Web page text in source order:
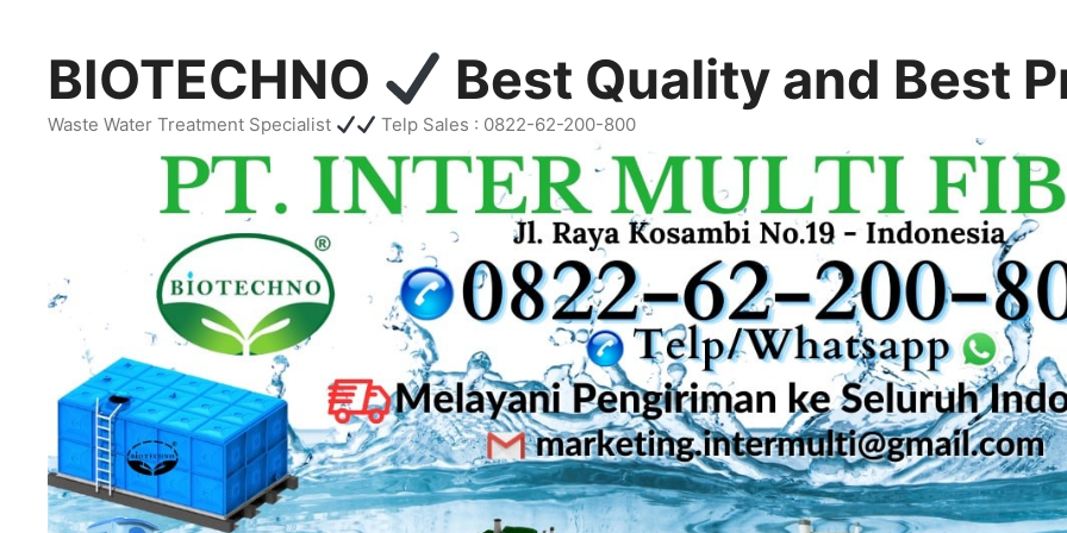
contentBIOTECHNO Best Quality and Best
Waste Water Treatment Specialist Telp Sales : 0822-62-200-800